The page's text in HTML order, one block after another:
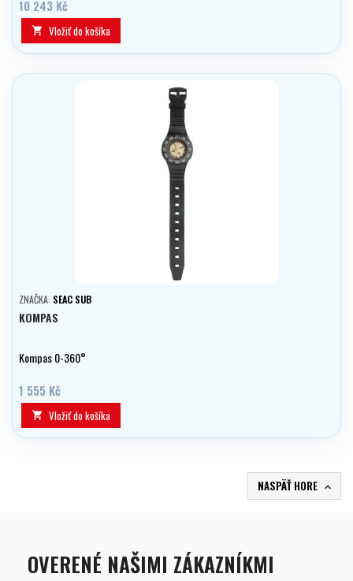
10 243 Kč
 Vložiť do košíka
ZNAČKA: SEAC SUB
KOMPAS
Kompas 0-360°
1 555 Kč
 Vložiť do košíka
NASPÄŤ HORE 
OVERENÉ NAŠIMI ZÁKAZNÍKMI